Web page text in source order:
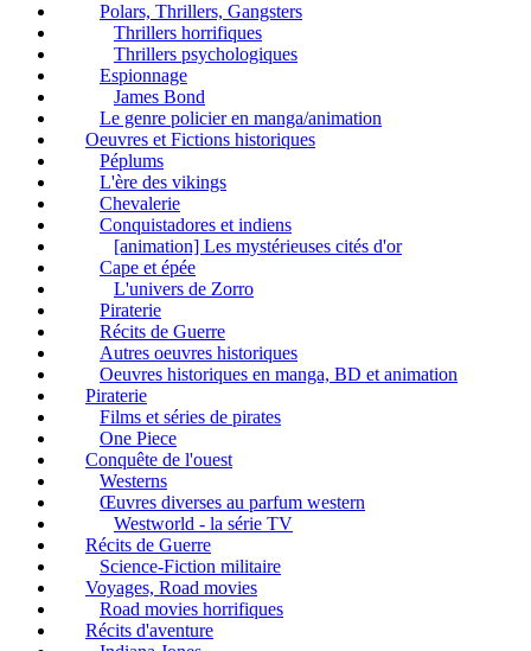
Polars, Thrillers, Gangsters
Thrillers horrifiques
Thrillers psychologiques
Espionnage
James Bond
Le genre policier en manga/animation
Oeuvres et Fictions historiques
Péplums
L'ère des vikings
Chevalerie
Conquistadores et indiens
[animation] Les mystérieuses cités d'or
Cape et épée
L'univers de Zorro
Piraterie
Récits de Guerre
Autres oeuvres historiques
Oeuvres historiques en manga, BD et animation
Piraterie
Films et séries de pirates
One Piece
Conquête de l'ouest
Westerns
Œuvres diverses au parfum western
Westworld - la série TV
Récits de Guerre
Science-Fiction militaire
Voyages, Road movies
Road movies horrifiques
Récits d'aventure